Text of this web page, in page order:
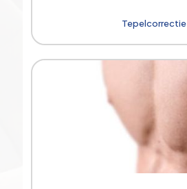
Tepelcorrectie